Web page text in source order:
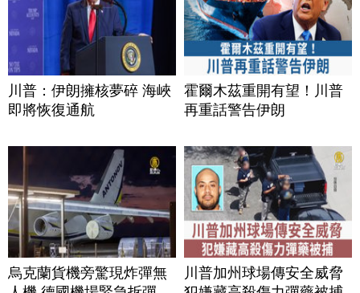
川普：伊朗擁核夢碎 海峽
即將恢復通航
霍爾木茲重開有望！川普
再重話警告伊朗
烏克蘭貨機旁驚現炸彈無
川普加州球場傳安全威脅